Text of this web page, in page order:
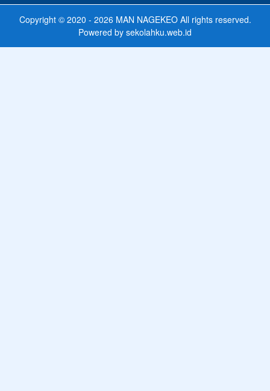
Copyright © 2020 - 2026 MAN NAGEKEOAll rights reserved.
Powered by sekolahku.web.id